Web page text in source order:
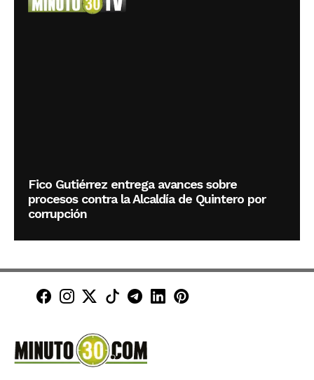
Fico Gutiérrez entrega avances sobre
procesos contra la Alcaldía de Quintero por
corrupción
Minuto30 en Facebook
Minuto30 en Instagram
Minuto30 en X (Twitter)
Minuto30 en TikTok
Canal de Minuto30 en
Minuto30 en LinkedIn
Minuto30 en